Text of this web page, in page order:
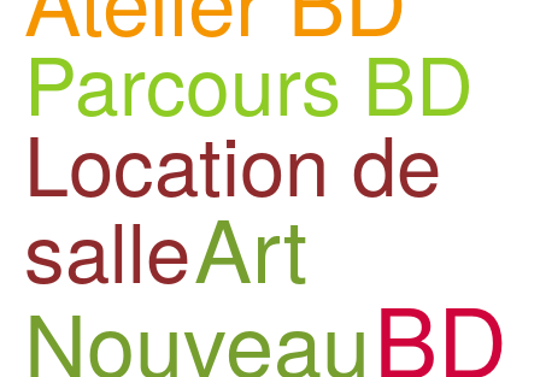
Parcours BD
Location de
salleArt
NouveauBD